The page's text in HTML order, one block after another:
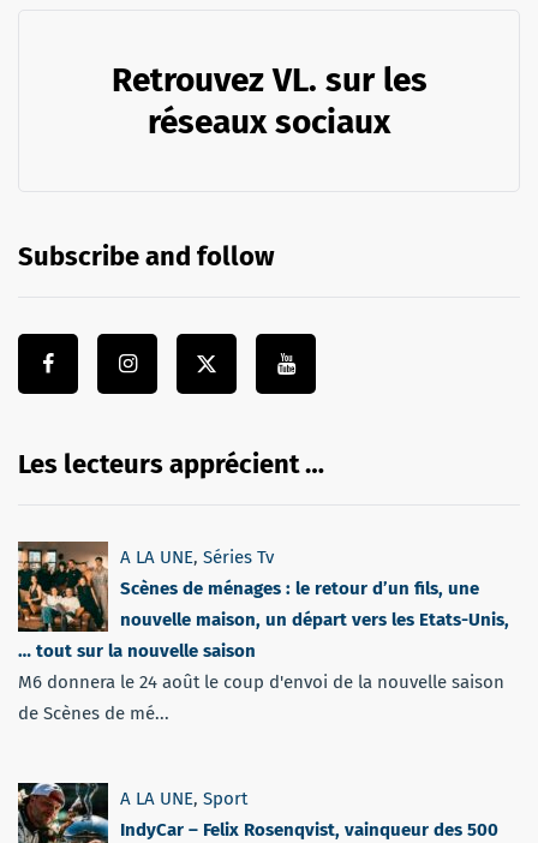
Retrouvez VL. sur les
réseaux sociaux
Subscribe and follow
Les lecteurs apprécient …
A LA UNE, Séries Tv
Scènes de ménages : le retour d’un fils, une
nouvelle maison, un départ vers les Etats-Unis,
… tout sur la nouvelle saison
M6 donnera le 24 août le coup d'envoi de la nouvelle saison
de Scènes de mé...
A LA UNE, Sport
IndyCar – Felix Rosenqvist, vainqueur des 500